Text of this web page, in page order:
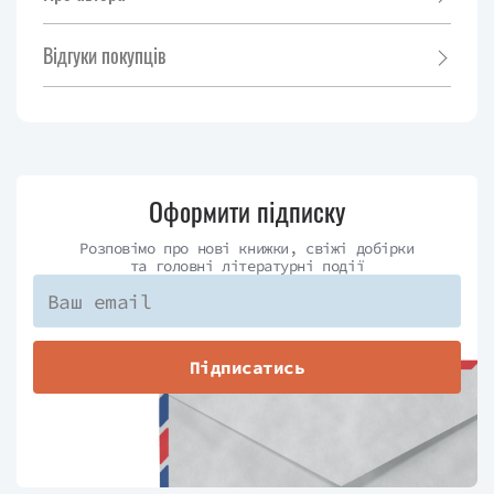
Відгуки покупців
Оформити підписку
Розповімо про нові книжки, свіжі добірки
та головні літературні події
Підписатись